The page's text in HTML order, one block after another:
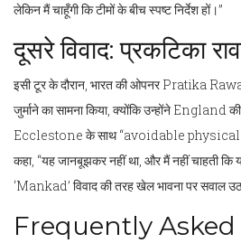
लेकिन मैं चाहूँगी कि टीमों के बीच स्पष्ट निर्देश हों।”
दूसरे विवाद: प्रकटिका
इसी टूर के दौरान, भारत की ओपनरPratika
जुर्माने का सामना किया, क्योंकि उन्होंने England की
Ecclestone के साथ “avoidable physical
कहा, “यह जानबूझकर नहीं था, और मैं नहीं चाहती कि
‘Mankad’ विवाद की तरह खेल भावना पर सवाल
Frequently